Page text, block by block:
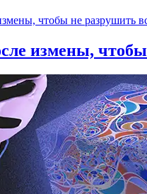
измены,